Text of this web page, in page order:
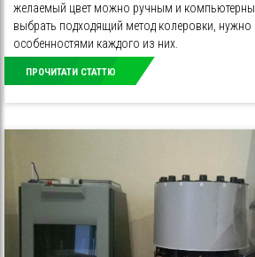
желаемый цвет можно ручным и
выбрать подходящий метод колеровки, нужно
особенностями каждого из них.
ПРОЧИТАТИ СТАТТЮ